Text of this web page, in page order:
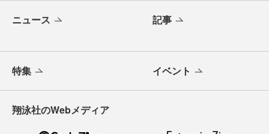
ニュース 記事
特集 イベント
翔泳社のWebメディア